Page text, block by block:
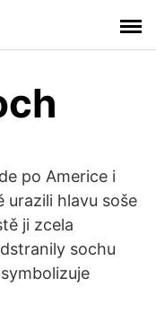
po Americe i
urazili hlavu soše
ji zcela
sochu